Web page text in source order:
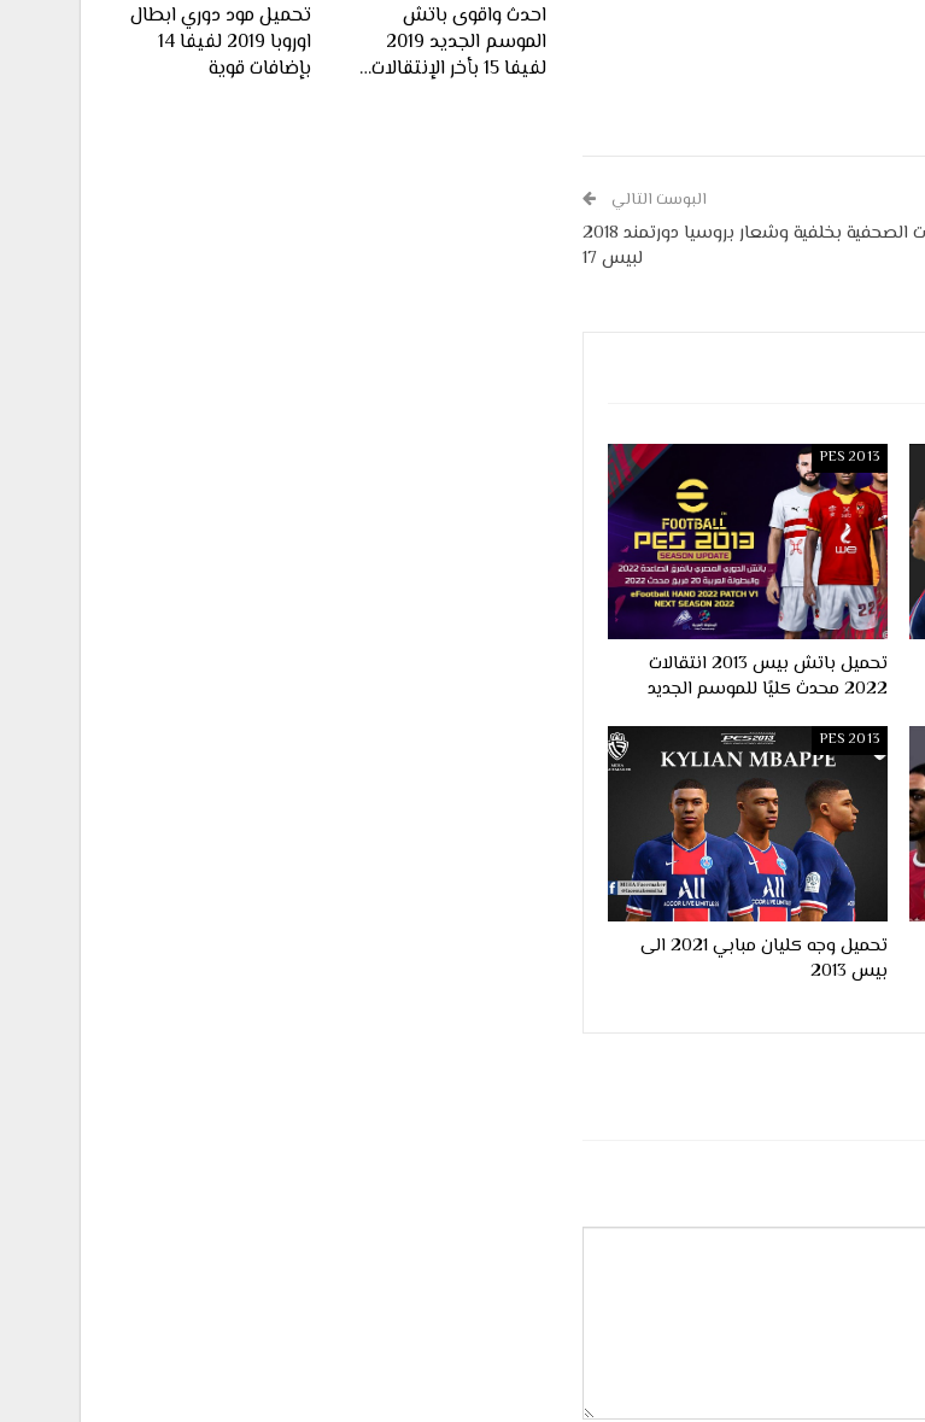
البوست التالي
غرفة المؤتمرات الصحفية بخلفية وشعار بروسيا دورتمند 2018
لبيس 17
PES 2013
تحميل باتش بيس 2013 انتقالات
2022 محدث كليًا للموسم الجديد
PES 2013
تحميل وجه كليان مبابي 2021 الى
بيس 2013
احدث واقوى باتش
الموسم الجديد 2019
لفيفا 15 بأخر الإنتقالات…
تحميل مود دوري ابطال
اوروبا 2019 لفيفا 14
بإضافات قوية